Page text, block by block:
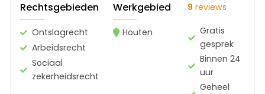
Rechtsgebieden
Ontslagrecht
Arbeidsrecht
Sociaal
zekerheidsrecht
Werkgebied
Houten
9 reviews
Gratis
gesprek
Binnen 24
uur
Geheel